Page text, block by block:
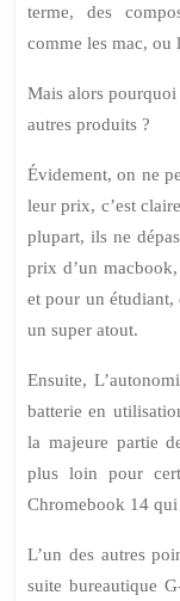
terme, des
comme les mac, ou
Mais alors pourquoi
autres produits ?
Évidement, on ne
leur prix, c’est
plupart, ils ne
prix d’un
et pour un étudiant,
un super atout.
Ensuite,
batterie en
la majeure partie
plus loin pour
Chromebook 14 qui
L’un des autres
suite bureautique